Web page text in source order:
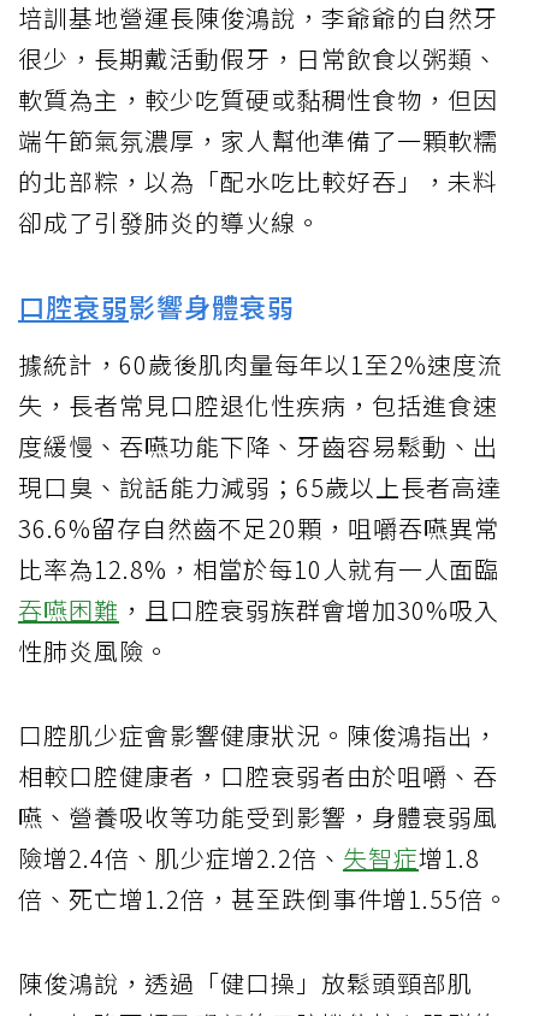
培訓基地營運長陳俊鴻說，李爺爺的自然牙
很少，長期戴活動假牙，日常飲食以粥類、
軟質為主，較少吃質硬或黏稠性食物，但因
端午節氣氛濃厚，家人幫他準備了一顆軟糯
的北部粽，以為「配水吃比較好吞」，未料
卻成了引發肺炎的導火線。
口腔衰弱影響身體衰弱
據統計，60歲後肌肉量每年以1至2%速度流
失，長者常見口腔退化性疾病，包括進食速
度緩慢、吞嚥功能下降、牙齒容易鬆動、出
現口臭、說話能力減弱；65歲以上長者高達
36.6%留存自然齒不足20顆，咀嚼吞嚥異常
比率為12.8%，相當於每10人就有一人面臨
吞嚥困難 ，且口腔衰弱族群會增加30%吸入
性肺炎風險。
口腔肌少症會影響健康狀況。陳俊鴻指出，
相較口腔健康者，口腔衰弱者由於咀嚼、吞
嚥、營養吸收等功能受到影響，身體衰弱風
險增2.4倍、肌少症增2.2倍、 失智症增1.8
倍、死亡增1.2倍，甚至跌倒事件增1.55倍。
陳俊鴻說，透過「健口操」放鬆頭頸部肌